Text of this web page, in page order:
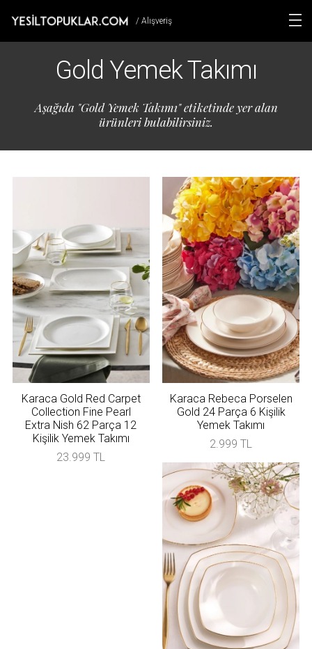
/ Alışveriş
Gold Yemek Takımı
Aşağıda "Gold Yemek Takımı" etiketinde yer alan
ürünleri bulabilirsiniz.
Karaca Gold Red Carpet
Collection Fine Pearl
Extra Nish 62 Parça 12
Kişilik Yemek Takımı
23.999 TL
Karaca Rebeca Porselen
Gold 24 Parça 6 Kişilik
Yemek Takımı
2.999 TL